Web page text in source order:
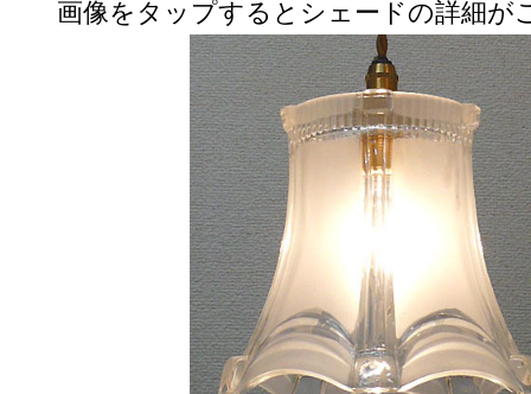
画像をタップするとシェードの詳細が